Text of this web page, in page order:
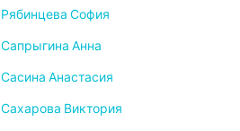
Рябинцева София
Сапрыгина Анна
Сасина Анастасия
Сахарова Виктория